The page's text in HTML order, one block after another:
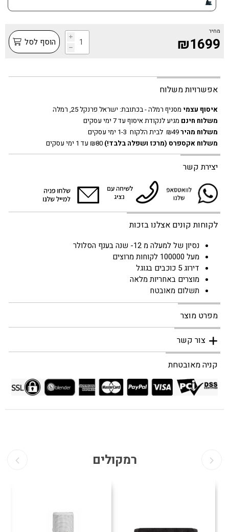
מחיר
₪1699
i
h הוסף לסל
אפשרויות משלוח
איסוף עצמי מסניף רמלה - בכתובת: ישראל פרנקל 25, רמלה
משלוח חינם מגיע לנקודת איסוף עד 7 ימי עסקים
משלוח מהיר
משלוח אקספרס (מרכז ושפלה בלבד!)
יצירת קשר
לקוחות קונים אצלנו בזכות
נסיון של למעלה מ 12- שנה בענף הסלולר
מעל 100000 לקוחות מרוצים
דירוג 5 כוכבים בגוגל
מוצרים באחריות מלאה
תשלום מאובטח
מפרט מוצר
צור קשר
קניה מאובטחת
רמקולים